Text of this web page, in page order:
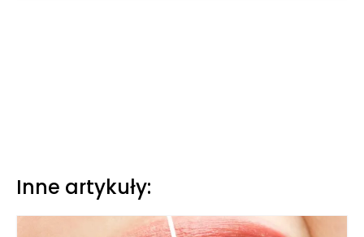
Inne artykuły: